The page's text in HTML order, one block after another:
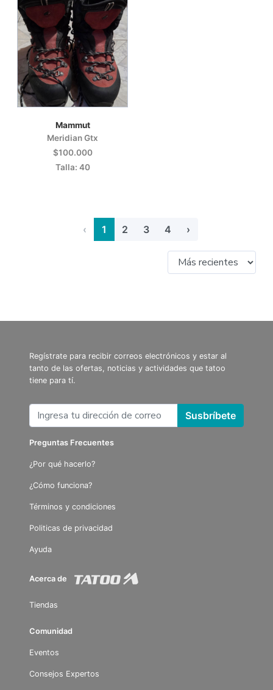
Mammut
Meridian Gtx
$100.000
Talla: 40
‹ 1 2 3 4 ›
Regístrate para recibir correos electrónicos y estar al
tanto de las ofertas, noticias y actividades que tatoo
tiene para tí.
Susbríbete
Preguntas Frecuentes
¿Por qué hacerlo?
¿Cómo funciona?
Términos y condiciones
Politicas de privacidad
Ayuda
Acerca de
Tiendas
Comunidad
Eventos
Consejos Expertos